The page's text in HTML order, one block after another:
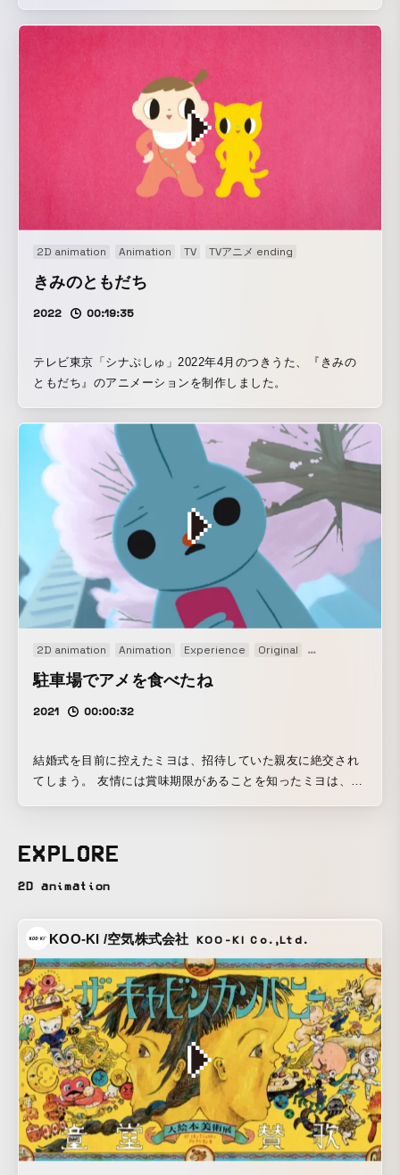
2D animation Animation TV TVアニメ ending
きみのともだち
2022 00:19:35
テレビ東京「シナぷしゅ」2022年4月のつきうた、『きみの
ともだち』のアニメーションを制作しました。
2D animation Animation Experience Original Short film
駐車場でアメを食べたね
2021 00:00:32
結婚式を目前に控えたミヨは、招待していた親友に絶交され
てしまう。 友情には賞味期限があることを知ったミヨは、幼
EXPLORE
2D animation
KOO-KI /空気株式会社 KOO-KI Co.,Ltd.